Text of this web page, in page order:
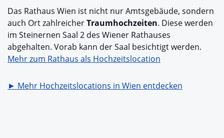
Das Rathaus Wien ist nicht nur Amtsgebäude, sondern
auch Ort zahlreicherTraumhochzeiten. Diese werden
im Steinernen Saal 2 des Wiener Rathauses
abgehalten. Vorab kann der Saal besichtigt werden.
Mehr zum Rathaus als Hochzeitslocation
► Mehr Hochzeitslocations in Wien entdecken